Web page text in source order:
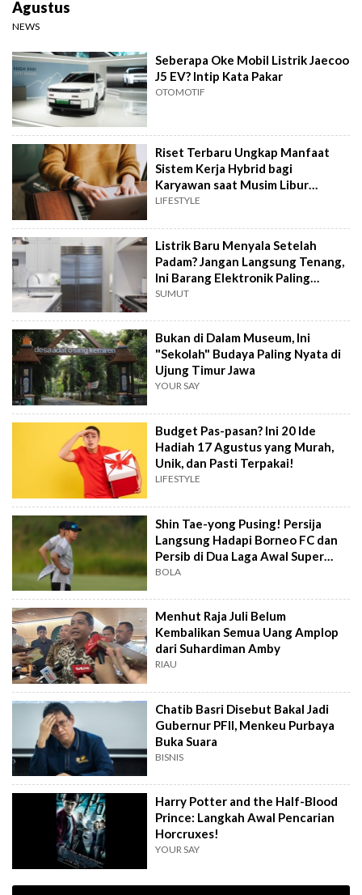
Agustus
NEWS
Seberapa Oke Mobil Listrik Jaecoo
J5 EV? Intip Kata Pakar
OTOMOTIF
Riset Terbaru Ungkap Manfaat
Sistem Kerja Hybrid bagi
Karyawan saat Musim Libur
Sekolah
LIFESTYLE
Listrik Baru Menyala Setelah
Padam? Jangan Langsung Tenang,
Ini Barang Elektronik Paling
Rawan Rusak
SUMUT
Bukan di Dalam Museum, Ini
"Sekolah" Budaya Paling Nyata di
Ujung Timur Jawa
YOUR SAY
Budget Pas-pasan? Ini 20 Ide
Hadiah 17 Agustus yang Murah,
Unik, dan Pasti Terpakai!
LIFESTYLE
Shin Tae-yong Pusing! Persija
Langsung Hadapi Borneo FC dan
Persib di Dua Laga Awal Super
League
BOLA
Menhut Raja Juli Belum
Kembalikan Semua Uang Amplop
dari Suhardiman Amby
RIAU
Chatib Basri Disebut Bakal Jadi
Gubernur PFII, Menkeu Purbaya
Buka Suara
BISNIS
Harry Potter and the Half-Blood
Prince: Langkah Awal Pencarian
Horcruxes!
YOUR SAY